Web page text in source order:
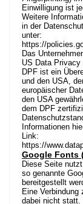
Einwilligung ist
Weitere
in der
unter:
https://
Das
US Data Privacy
DPF ist ein
und den USA,
europäischer
den USA
dem DPF
Informationen
Link:
https://
Google Fonts
Diese Seite
so genannte
bereitgestellt
Eine
dabei nicht statt.